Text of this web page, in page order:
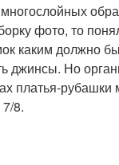
фото, то
каким должно
джинсы. Но
платья-
8.